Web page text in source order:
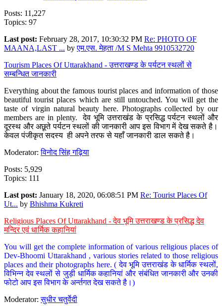
Posts: 11,227
Topics: 97
Last post: February 28, 2017, 10:30:32 PM Re: PHOTO OF
MAANA,LAST ... byएम.एस. मेहता /M S Mehta 9910532720
Tourism Places Of Uttarakhand - उत्तराखण्ड के पर्यटन स्थलों से
सम्बन्धित जानकारी
Everything about the famous tourist places and information of those
beautiful tourist places which are still untouched. You will get the
taste of virgin natural beauty here. Photographs collected by our
members are in plenty. देव भूमि उत्तराखंड के प्रसिद्ध पर्यटन स्थलों और
दूरस्थ और अछूते पर्यटन स्थलों की जानकारी आप इस विभाग में देख सकते है।
केवल पंजीकृत सदस्य ही अपने तरफ से यहाँ जानकारी डाल सकते है।
Moderator:विनोद सिंह गढ़िया
Posts: 5,929
Topics: 111
Last post: January 18, 2020, 06:08:51 PM Re: Tourist Places Of
Ut... by Bhishma Kukreti
Religious Places Of Uttarakhand - देव भूमि उत्तराखण्ड के प्रसिद्ध देव
मन्दिर एवं धार्मिक कहानियां
You will get the complete information of various religious places of
Dev-Bhoomi Uttarakhand , various stories related to those religious
places and their photographs here. ( देव भूमि उत्तराखंड के धार्मिक स्थलों,
विभिन्न देव स्थलों से जुड़ी धार्मिक कहानियां और संबंधित जानकारी और उनकी
फोटो आप इस विभाग के अर्न्तगत देख सकते है।)
Moderator:सुधीर चतुर्वेदी